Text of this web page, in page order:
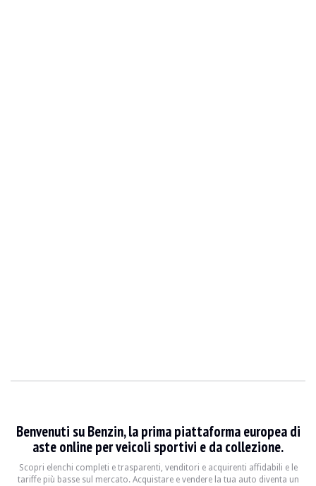
La BMW M5 e28 est une berline sportive emblématique produite entre 1982
Fiche technique
Benvenuti su Benzin, la prima piattaforma europea di
aste online per veicoli sportivi e da collezione.
Scopri elenchi completi e trasparenti, venditori e acquirenti affidabili e le
tariffe più basse sul mercato. Acquistare e vendere la tua auto diventa un